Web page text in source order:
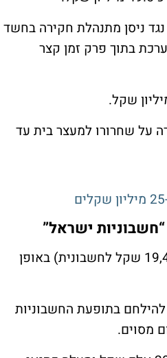
ניסן מתנהלת חקירה בחשד
שנקלטו במערכת בתוך פרק זמן קצר
על שחרורו למעצר בית עד
ישראל”
ברשות המסים חושדים כי החשבוניות הונפקו בסכומים כמעט זהים (19,492 שקל לחשבונית) באופן
בתופעת החשבוניות
מסוים.